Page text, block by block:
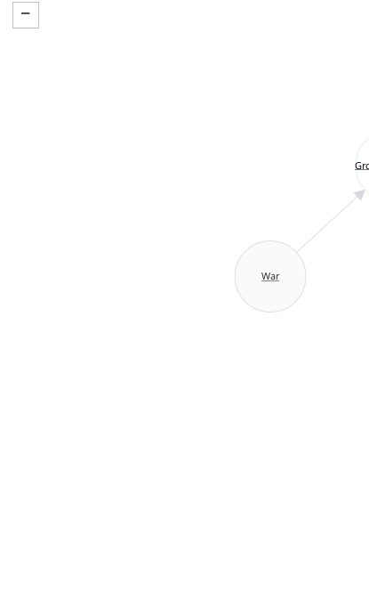
−
War